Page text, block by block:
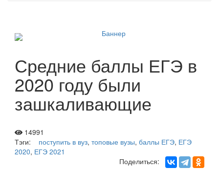
Средние баллы ЕГЭ в
2020 году были
зашкаливающие
14991
Тэги:
поступить в вуз, топовые вузы, баллы ЕГЭ, ЕГЭ
2020, ЕГЭ 2021
Поделиться: